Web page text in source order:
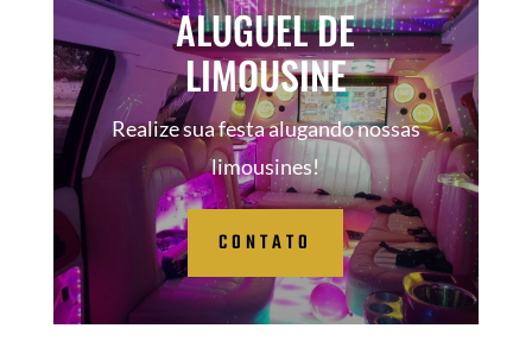
ALUGUEL DE
LIMOUSINE
Realize sua festa alugando nossas
limousines!
CONTATO